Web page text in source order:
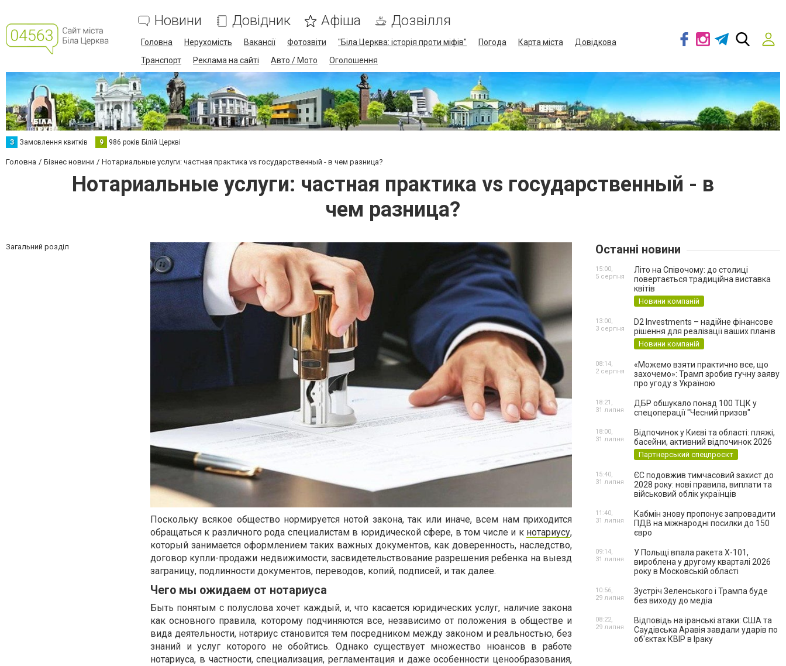
Новини Довідник Афіша Дозвілля
Головна Нерухомість Вакансії Фотозвіти "Біла Церква: історія проти міфів" Погода Карта міста
Довідкова
Транспорт
Реклама на сайті Авто / Мото Оголошення
З Замовлення квитків 9 986 років Білій Церкві
Головна Бізнес новини Нотариальные услуги: частная практика vs государственный - в чем разница?
Нотариальные услуги: частная практика vs государственный - в
чем разница?
Загальний розділ
Поскольку всякое общество нормируется нотой закона, так или иначе, всем нам приходится
обращаться к различного рода специалистам в юридической сфере, в том числе и к нотариусу,
который занимается оформлением таких важных документов, как доверенность, наследство,
договор купли-продажи недвижимости, засвидетельствование разрешения ребенка на выезд
заграницу, подлинности документов, переводов, копий, подписей, и так далее.
Чего мы ожидаем от нотариуса
Быть понятым с полуслова хочет каждый, и, что касается юридических услуг, наличие закона
как основного правила, которому подчиняются все, независимо от положения в обществе и
вида деятельности, нотариус становится тем посредником между законом и реальностью, без
знаний и услуг которого не обойтись. Однако существует множество нюансов в работе
нотариуса, в частности, специализация, регламентация и даже особенности ценообразования,
Останні новини
Літо на Співочому: до столиці
повертається традиційна виставка
квітів
Новини компаній
15:00,
5 серпня
D2 Investments – надійне фінансове
рішення для реалізації ваших планів
Новини компаній
13:00,
3 серпня
«Можемо взяти практично все, що
захочемо»: Трамп зробив гучну заяву
про угоду з Україною
08:14,
2 серпня
ДБР обшукало понад 100 ТЦК у
спецоперації "Чесний призов"
18:21,
31 липня
Відпочинок у Києві та області: пляжі,
басейни, активний відпочинок 2026
Партнерський спецпроєкт
18:00,
31 липня
ЄС подовжив тимчасовий захист до
2028 року: нові правила, виплати та
військовий облік українців
15:40,
31 липня
Кабмін знову пропонує запровадити
ПДВ на міжнародні посилки до 150
євро
11:40,
31 липня
У Польщі впала ракета Х-101,
вироблена у другому кварталі 2026
року в Московській області
09:14,
31 липня
Зустріч Зеленського і Трампа буде
без виходу до медіа
10:56,
29 липня
Відповідь на іранські атаки: США та
Саудівська Аравія завдали ударів по
об'єктах КВІР в Іраку
08:22,
29 липня